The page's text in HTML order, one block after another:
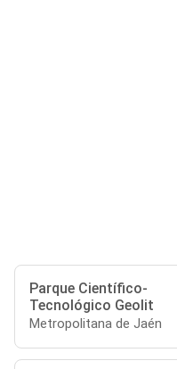
Parque Científico-
Tecnológico Geolit
Metropolitana de Jaén